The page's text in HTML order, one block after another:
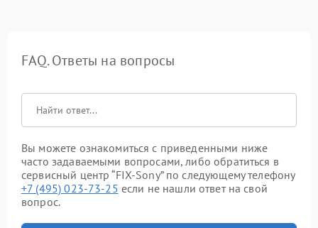
FAQ. Ответы на вопросы
Вы можете ознакомиться с приведенными ниже
часто задаваемыми вопросами, либо обратиться в
сервисный центр “FIX-Sony” по следующему телефону
+7 (495) 023-73-25 если не нашли ответ на свой
вопрос.